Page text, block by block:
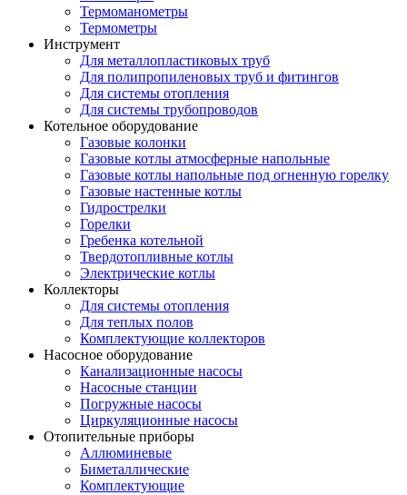
Термоманометры
Термометры
Инструмент
Для металлопластиковых труб
Для полипропиленовых труб и фитингов
Для системы отопления
Для системы трубопроводов
Котельное оборудование
Газовые колонки
Газовые котлы атмосферные напольные
Газовые котлы напольные под огненную горелку
Газовые настенные котлы
Гидрострелки
Горелки
Гребенка котельной
Твердотопливные котлы
Электрические котлы
Коллекторы
Для системы отопления
Для теплых полов
Комплектующие коллекторов
Насосное оборудование
Канализационные насосы
Насосные станции
Погружные насосы
Циркуляционные насосы
Отопительные приборы
Аллюминевые
Биметаллические
Комплектующие